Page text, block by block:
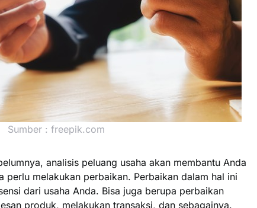
Sumber : freepik.com
analisis peluang usaha akan membantu Anda
perlu melakukan perbaikan. Perbaikan dalam hal ini
dari usaha Anda. Bisa juga berupa perbaikan
produk, melakukan transaksi, dan sebagainya.